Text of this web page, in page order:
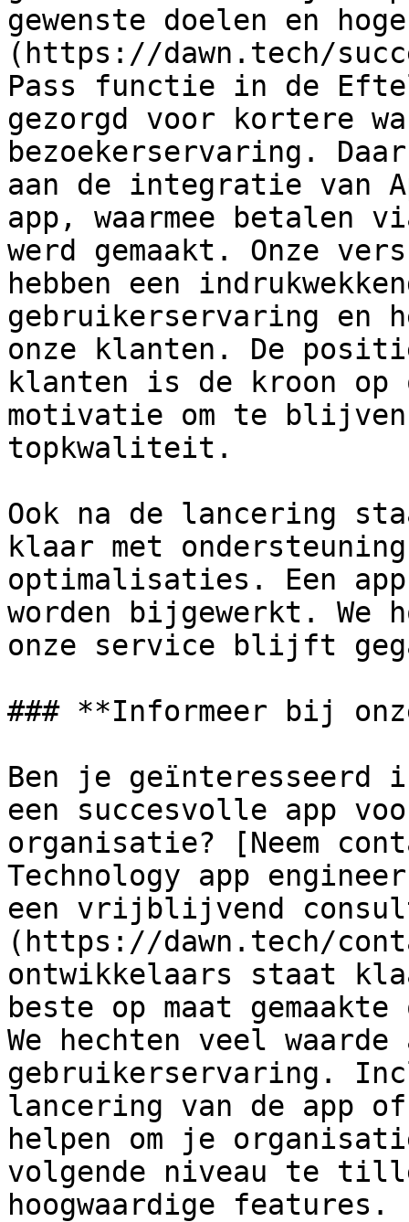
gewenste doelen en
(https://dawn.tech/
Pass functie in de
gezorgd voor kortere
bezoekerservaring.
aan de integratie van
app, waarmee betalen
werd gemaakt. Onze
hebben een
gebruikerservaring en
onze klanten. De
klanten is de kroon op
motivatie om te
topkwaliteit.
Ook na de lancering
klaar met
optimalisaties. Een
worden bijgewerkt. We
onze service blijft
### **Informeer bij
Ben je geïnteresseerd
een succesvolle app
organisatie? [Neem
Technology app
een vrijblijvend
(https://dawn.tech/
ontwikkelaars staat
beste op maat
We hechten veel
gebruikerservaring.
lancering van de app
helpen om je
volgende niveau te
hoogwaardige features.